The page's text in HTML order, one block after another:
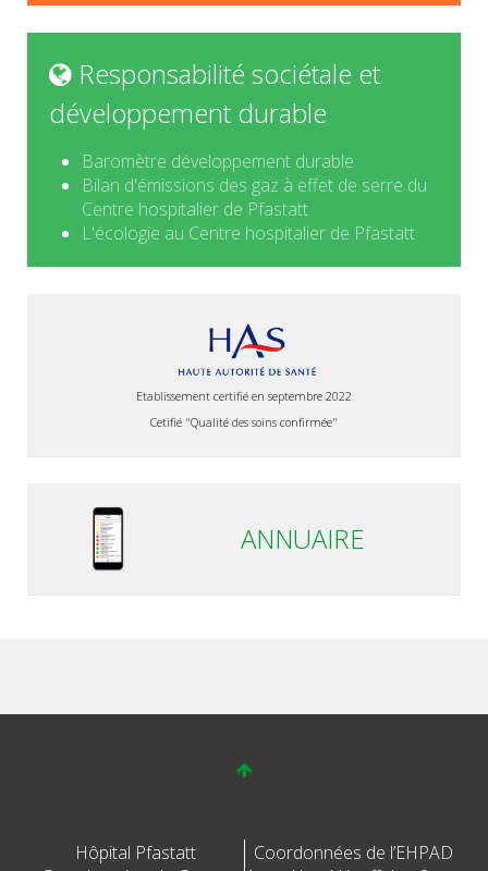
Responsabilité sociétale et
développement durable
Baromètre développement durable
Bilan d'émissions des gaz à effet de serre du
Centre hospitalier de Pfastatt
L'écologie au Centre hospitalier de Pfastatt
Etablissement certifié en septembre 2022
Cetifié "Qualité des soins confirmée"
ANNUAIRE
Hôpital Pfastatt
Coordonnées de l’EHPAD